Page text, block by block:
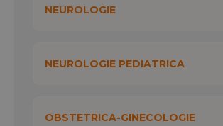
NEUROLOGIE
NEUROLOGIE PEDIATRICA
OBSTETRICA-GINECOLOGIE